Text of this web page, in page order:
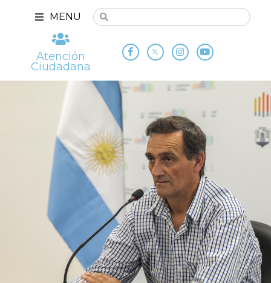
MENU
Atención
Ciudadana